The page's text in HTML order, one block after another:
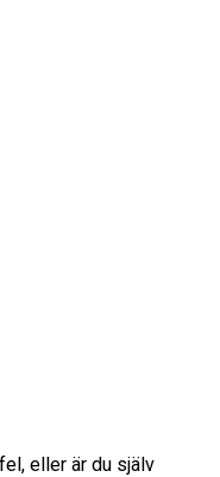
eller är du själv